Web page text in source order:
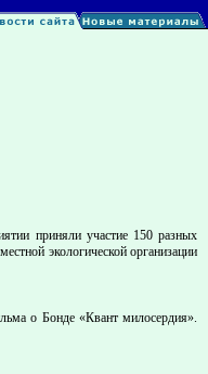
приняли участие 150 разных
экологической организации
о Бонде «Квант милосердия».